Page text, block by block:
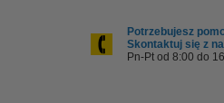
Potrzebujesz
Skontaktuj się z
Pn-Pt od 8:00 do